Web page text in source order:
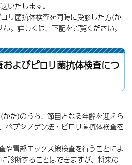
いたします。
リ菌抗体検査を同時に受診した方(か
。詳しくは、下記をご覧ください。
よびピロリ菌抗体検査につ
た)のうち、節目となる年齢を迎えら
ペプシノゲン法・ピロリ菌抗体検査を
や胃部エックス線検査を行うことによ
診断することはできますが、将来の